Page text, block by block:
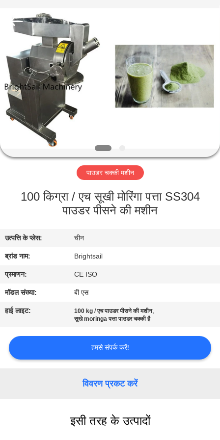
घर
उत्पादों
वीडियो
हमारे
बारे
गुणवत्ता
नियंत्रण
संपर्क
समाचार
Co.,Ltd..
पाउडर चक्की मशीन
100 किग्रा / एच सूखी मोरिंगा पत्ता SS304
पाउडर पीसने की मशीन
उत्पत्ति के प्लेस: चीन
ब्रांड नाम: Brightsail
प्रमाणन: CE ISO
मॉडल संख्या: बी एस
हाई लाइट: 100 kg / एच पाउडर पीसने की मशीन,
सूखे moringa पत्ता पाउडर चक्की है
हमसे संपर्क करें!
विवरण प्रकट करें
इसी तरह के उत्पादों